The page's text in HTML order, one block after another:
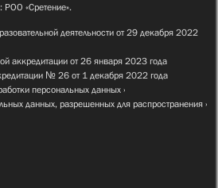
РОО «Сретение».
деятельности от 29 декабря 2022
аккредитации от 26 января 2023 года
№ 26 от 1 декабря 2022 года
персональных данных
данных, разрешенных для распространения